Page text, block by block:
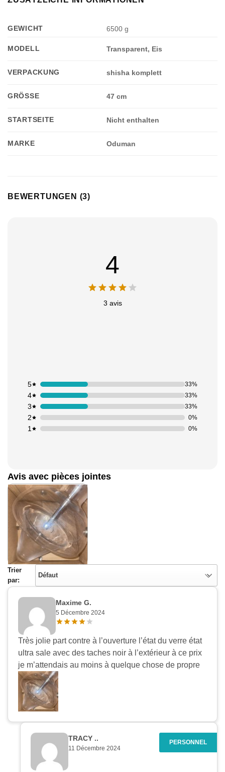
GEWICHT 6500 g
MODELL Transparent, Eis
VERPACKUNG shisha komplett
GRÖSSE 47 cm
STARTSEITE Nicht enthalten
MARKE Oduman
BEWERTUNGEN (3)
4
3 avis
1 0%
2 0%
3 33%
4 33%
5 33%
Avis avec pièces jointes
Trier
par:
Défaut
Maxime G.
5 Décembre 2024
Très jolie part contre à l’ouverture l’état du verre état
ultra sale avec des taches noir à l’extérieur à ce prix
je m’attendais au moins à quelque chose de propre
TRACY ..
11 Décembre 2024
Appliquer les filtres